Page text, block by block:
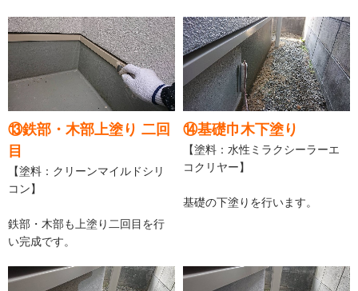
⑬鉄部・木部上塗り 二回
目
【塗料：クリーンマイルドシリ
コン】
鉄部・木部も上塗り二回目を行
い完成です。
⑭基礎巾木下塗り
【塗料：水性ミラクシーラーエ
コクリヤー】
基礎の下塗りを行います。